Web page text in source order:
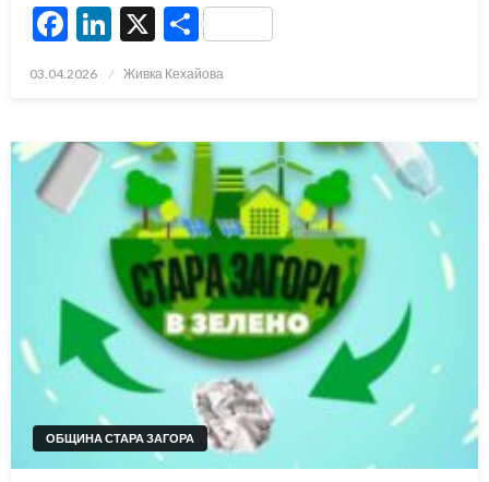
Facebook
LinkedIn
X Share
Posted
03.04.2026 Живка Кехайова
ОБЩИНА СТАРА ЗАГОРА